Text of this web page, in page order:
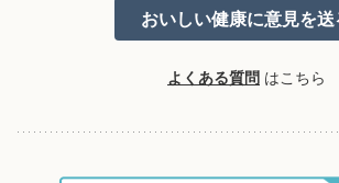
よくある質問 はこちら